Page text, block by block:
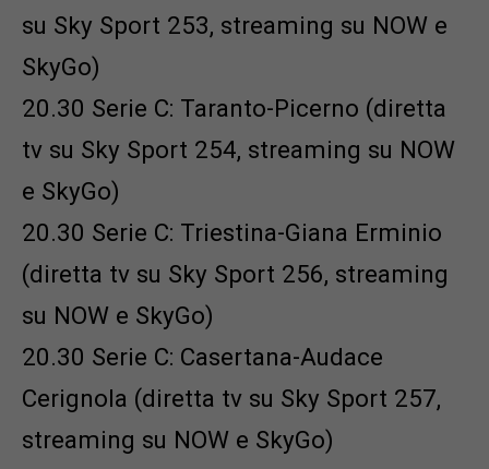
su Sky Sport 253, streaming su NOW e
SkyGo)
20.30 Serie C: Taranto-Picerno (diretta
tv su Sky Sport 254, streaming su NOW
e SkyGo)
20.30 Serie C: Triestina-Giana Erminio
(diretta tv su Sky Sport 256, streaming
su NOW e SkyGo)
20.30 Serie C: Casertana-Audace
Cerignola (diretta tv su Sky Sport 257,
streaming su NOW e SkyGo)